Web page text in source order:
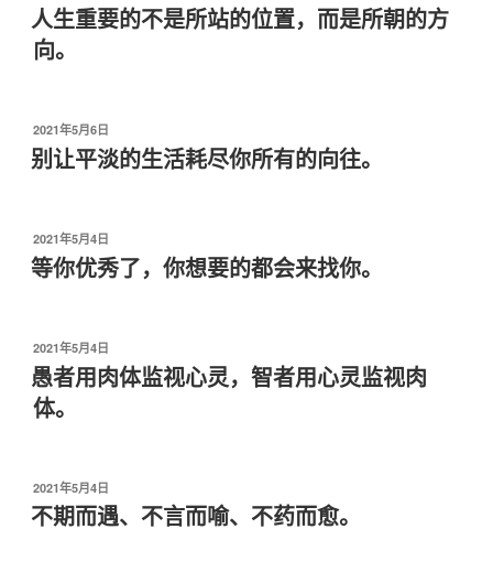
布
于
人生重要的不是所站的位置，而是所朝的方
向。
发
布
于
2021年5月6日
别让平淡的生活耗尽你所有的向往。
发
布
于
2021年5月4日
等你优秀了，你想要的都会来找你。
发
布
于
2021年5月4日
愚者用肉体监视心灵，智者用心灵监视肉
体。
发
布
于
2021年5月4日
不期而遇、不言而喻、不药而愈。